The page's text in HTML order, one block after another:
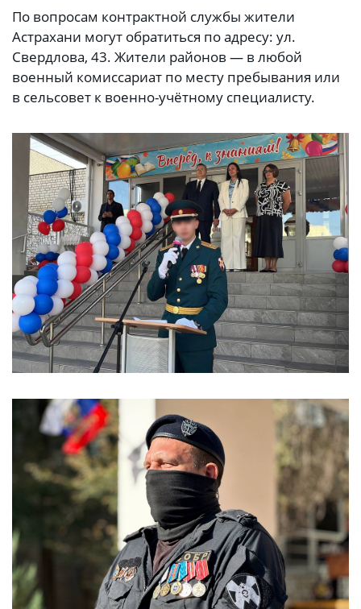
По вопросам контрактной службы жители
Астрахани могут обратиться по адресу: ул.
Свердлова, 43. Жители районов — в любой
военный комиссариат по месту пребывания или
в сельсовет к военно-учётному специалисту.